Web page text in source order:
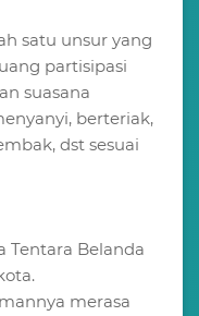
satu unsur yang
partisipasi
suasana
berteriak,
dst sesuai
Belanda
merasa